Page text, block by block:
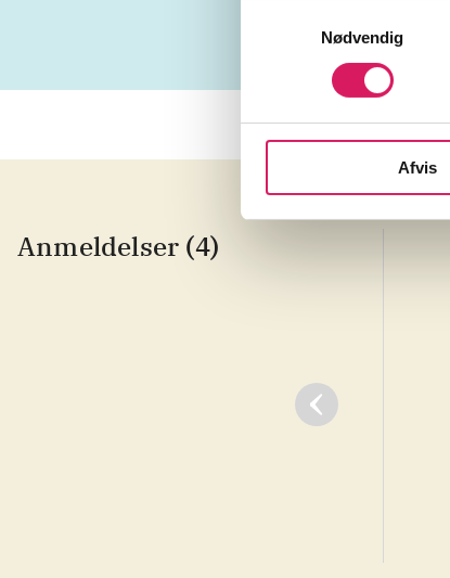
Nødvendig
Afvis
Anmeldelser (4)